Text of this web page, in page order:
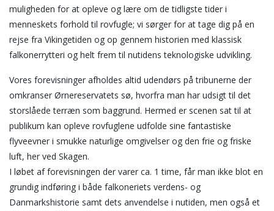
muligheden for at opleve og lære om de tidligste tider i
menneskets forhold til rovfugle; vi sørger for at tage dig på en
rejse fra Vikingetiden og op gennem historien med klassisk
falkonerrytteri og helt frem til nutidens teknologiske udvikling.
Vores forevisninger afholdes altid udendørs på tribunerne der
omkranser Ørnereservatets sø, hvorfra man har udsigt til det
storslåede terræn som baggrund. Hermed er scenen sat til at
publikum kan opleve rovfuglene udfolde sine fantastiske
flyveevner i smukke naturlige omgivelser og den frie og friske
luft, her ved Skagen.
I løbet af forevisningen der varer ca. 1 time, får man ikke blot en
grundig indføring i både falkoneriets verdens- og
Danmarkshistorie samt dets anvendelse i nutiden, men også et